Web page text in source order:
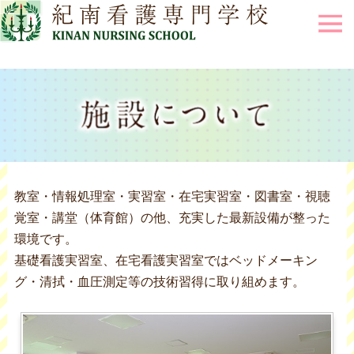
f
教室・情報処理室・実習室・在宅実習室・図書室・視聴
覚室・講堂（体育館）の他、充実した最新設備が整った
環境です。
基礎看護実習室、在宅看護実習室ではベッドメーキン
グ・清拭・血圧測定等の技術習得に取り組めます。